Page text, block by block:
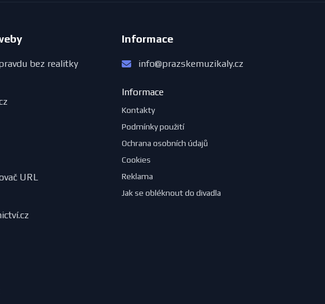
bez realitky
URL
Informace
info@prazskemuzikaly.cz
Informace
Kontakty
Podmínky použití
Ochrana osobních údajů
Cookies
Reklama
Jak se obléknout do divadla